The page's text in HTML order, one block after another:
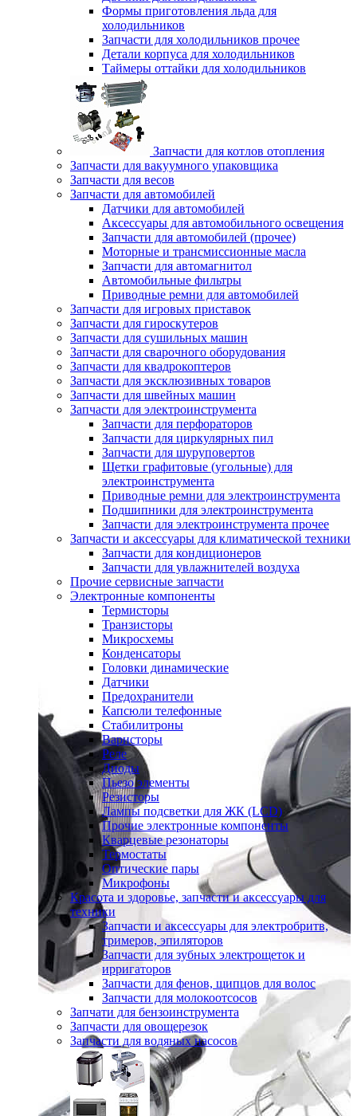
Формы приготовления льда для
холодильников
Запчасти для холодильников прочее
Детали корпуса для холодильников
Таймеры оттайки для холодильников
Запчасти для котлов отопления
Запчасти для вакуумного упаковщика
Запчасти для весов
Запчасти для автомобилей
Датчики для автомобилей
Аксессуары для автомобильного освещения
Запчасти для автомобилей (прочее)
Моторные и трансмиссионные масла
Запчасти для автомагнитол
Автомобильные фильтры
Приводные ремни для автомобилей
Запчасти для игровых приставок
Запчасти для гироскутеров
Запчасти для сушильных машин
Запчасти для сварочного оборудования
Запчасти для квадрокоптеров
Запчасти для эксклюзивных товаров
Запчасти для швейных машин
Запчасти для электроинструмента
Запчасти для перфораторов
Запчасти для циркулярных пил
Запчасти для шуруповертов
Щетки графитовые (угольные) для
электроинструмента
Приводные ремни для электроинструмента
Подшипники для электроинструмента
Запчасти для электроинструмента прочее
Запчасти и аксессуары для климатической техники
Запчасти для кондиционеров
Запчасти для увлажнителей воздуха
Прочие сервисные запчасти
Электронные компоненты
Термисторы
Транзисторы
Микросхемы
Конденсаторы
Головки динамические
Датчики
Предохранители
Капсюли телефонные
Стабилитроны
Варисторы
Реле
Диоды
Пьезо элементы
Резисторы
Лампы подсветки для ЖК (LCD)
Прочие электронные компоненты
Кварцевые резонаторы
Термостаты
Оптические пары
Микрофоны
Красота и здоровье, запчасти и аксессуары для
техники
Запчасти и аксессуары для электробритв,
тримеров, эпиляторов
Запчасти для зубных электрощеток и
ирригаторов
Запчасти для фенов, щипцов для волос
Запчасти для молокоотсосов
Запчати для бензоинструмента
Запчасти для овощерезок
Запчасти для водяных насосов